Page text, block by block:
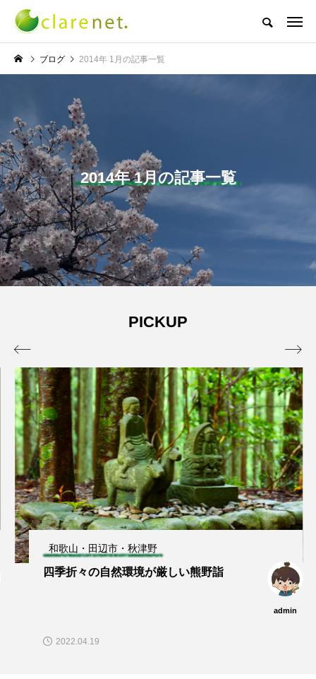
株式会社クレアネットの代表取締役ブログ
NEW POST
TECH BLOG
エレベーター広告とか
admin
W杯の優勝を目指す日
ブログ 2014年 1月の記事一覧
2014年 1月の記事一覧
PICKUP
和歌山・田辺市・秋津野
四季折々の自然環境が厳しい熊野詣
admin
2022.04.19
 